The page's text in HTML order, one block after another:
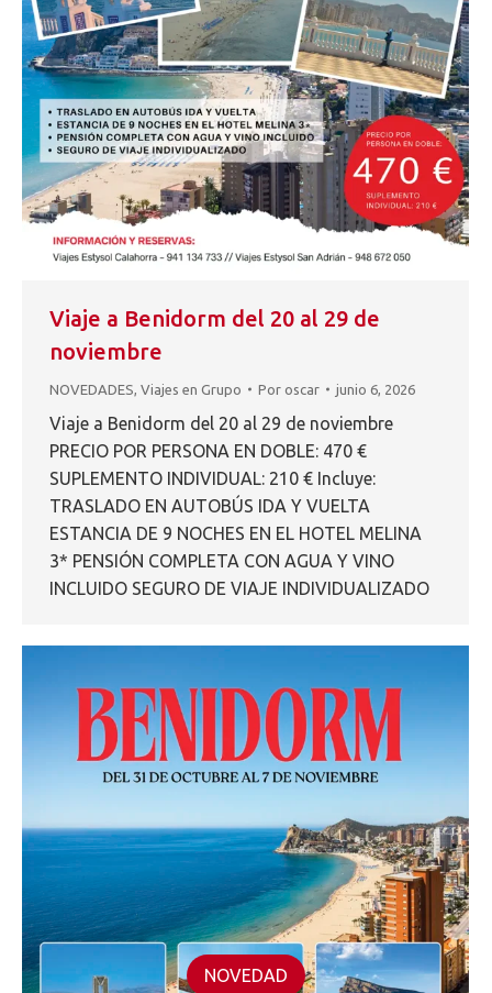
Viaje a Benidorm del 20 al 29 de
noviembre
NOVEDADES, Viajes en Grupo Por oscar junio 6, 2026
Viaje a Benidorm del 20 al 29 de noviembre
PRECIO POR PERSONA EN DOBLE: 470 €
SUPLEMENTO INDIVIDUAL: 210 € Incluye:
TRASLADO EN AUTOBÚS IDA Y VUELTA
ESTANCIA DE 9 NOCHES EN EL HOTEL MELINA
3* PENSIÓN COMPLETA CON AGUA Y VINO
INCLUIDO SEGURO DE VIAJE INDIVIDUALIZADO
NOVEDAD